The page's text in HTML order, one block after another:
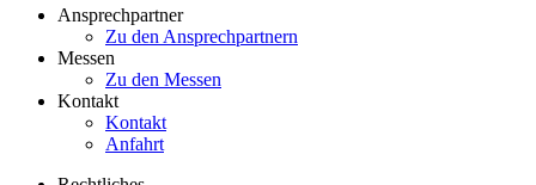
Ansprechpartner
Zu den Ansprechpartnern
Messen
Zu den Messen
Kontakt
Kontakt
Anfahrt